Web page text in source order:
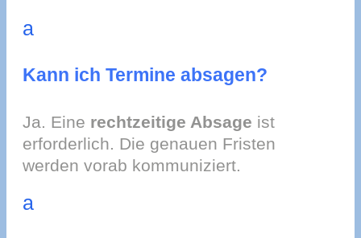
a
Kann ich Termine absagen?
Ja. Eine rechtzeitige Absage ist
erforderlich. Die genauen Fristen
werden vorab kommuniziert.
a